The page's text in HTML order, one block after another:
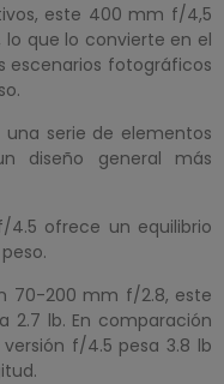
este 400 mm f/4,5
que lo convierte en el
escenarios fotográficos
serie de elementos
diseño general más
ofrece un equilibrio
70-200 mm f/2.8, este
2.7 lb. En comparación
f/4.5 pesa 3.8 lb